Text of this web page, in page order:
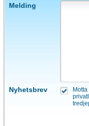
Melding
Nyhetsbrev